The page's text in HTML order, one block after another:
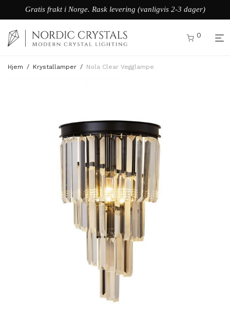
Gratis frakt i Norge. Rask levering (vanligvis 2-3 dager)
0
Hjem / Krystallamper / Nola Clear Vegglampe